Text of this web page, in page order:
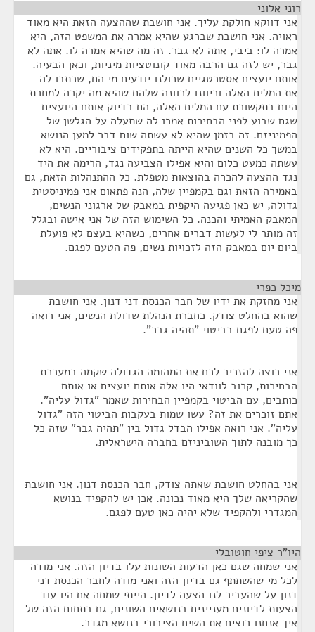
רוני אלוני
אני דווקא חולקת עליך. אני חושבת שההצעה הזאת היא מאוד
ראויה. אני חושבת שברגע שהיא אמרה את המשפט הזה, היא
אמרה לו: ביבי, אתה לא גבר. זה מה שהיא אמרה לו. אתה לא
גבר, יש לזה גם הרבה מאוד קונוטציות מיניות, וכאן הבעיה.
אותם יועצים אסטרטגיים שכולנו יודעים מי הם, שכתבו לה
את המלים האלה וכיוונו לכוונה שלהם שהיא מה יקרה למחרת
היום בתקשורת עם המלים האלה, הם בדיוק אותם היועצים
שגם שבוע לפני הבחירות אמרו לה שתעלה על הגלשן של
הפמיניזם. זה בזמן שהיא לא עשתה שום דבר למען הנושא
במשך כל השנים שהיא הייתה בתפקידים ציבוריים. היא לא
עשתה כמעט כלום והיא אפילו הצביעה נגד, הרימה את היד
נגד ההצעה להכרה בהוצאות מטפלת. כל ההתנהלות הזאת, גם
באמירה הזאת וגם בקמפיין שלה, הנה פתאום אני פמיניסטית
גדולה, יש כאן פגיעה היקפית במאבק של ארגוני הנשים,
המאבק האמיתי והכנה. כל השימוש הזה של אני אישה ובגלל
זה מותר לי לעשות דברים אחרים, כשהיא בעצם לא פועלת
ביום יום במאבק הזה לזכויות נשים, פה הטעם לפגם.
מיכל כפרי
אני מחזקת את ידיו של חבר הכנסת דני דנון. אני חושבת
שהוא בהחלט צודק. כחברת הנהלת שדולת הנשים, אני רואה
פה טעם לפגם בביטוי "תהיה גבר".
אני רוצה להזכיר לכם את המהומה הגדולה שקמה במערכת
הבחירות, קרוב לוודאי היו אלה אותם יועצים או אותם
כותבים, עם הביטוי בקמפיין הבחירות שאמר "גדול עליה".
אתם זוכרים את זה? עשו שמות בעקבות הביטוי הזה "גדול
עליה". אני רואה אפילו הבדל גדול בין "תהיה גבר" שזה כל
כך מובנה לתוך השוביניזם בחברה הישראלית.
אני בהחלט חושבת שאתה צודק, חבר הכנסת דנון. אני חושבת
שהקריאה שלך היא מאוד נכונה. אכן יש להקפיד בנושא
המגדרי ולהקפיד שלא יהיה כאן טעם לפגם.
היו"ר ציפי חוטובלי
אני שמחה שגם כאן הדעות השונות עלו בדיון הזה. אני מודה
לכל מי שהשתתף גם בדיון הזה ואני מודה לחבר הכנסת דני
דנון על שהעביר לנו הצעה לדיון. הייתי שמחה אם היו עוד
הצעות לדיונים מעניינים בנושאים השונים, גם בתחום הזה של
איך אנחנו רוצים את השיח הציבורי בנושא מגדר.